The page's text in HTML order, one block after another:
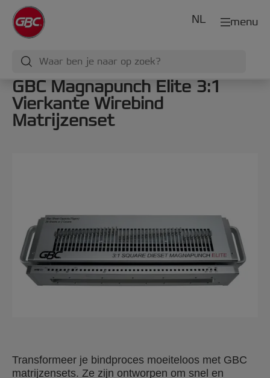
menu
NL
GBC Magnapunch Elite 3:1
Vierkante Wirebind
Matrijzenset
Transformeer je bindproces moeiteloos met GBC
matrijzensets. Ze zijn ontworpen om snel en